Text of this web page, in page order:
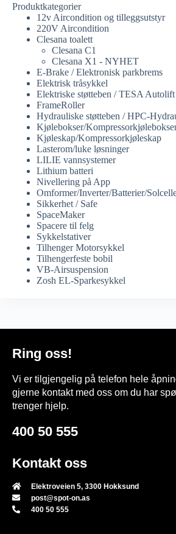
Produktkategorier
12v Aircondition og tilleggsutstyr
220V Aircondition
Clesana toalett
Clesana C1
Clesana X1 - NYHET
E-Brake / Elektronisk parkbrems
Elektrisk tråsykkel
Elektriske støtteben / TESA Autolift
FrameRoller
Hydrauliske støtteben / HPC-
Kjølebokser/
Kjøleskap/Kompressorkjøleskap
Lasterom/luke løsninger
LILIE vannsystemer
Lithium batteri
Nivellering på App
Omformer/Inverter/Batterier/
Sikkerhet / Safe
SpaceMaker
Spacere til felg
Sykkelstativer
Tilhenger Motorsykkel
Tilhengerfeste bobil
VB-Airsuspension
Zosh EL-Sparkesykkel
Ring oss!
Vi er tilgjengelig på telefon hele
gjerne kontakt med oss om du har
trenger hjelp.
400 50 555
Kontakt oss
Elektroveien 5, 3300 Hokksund
post@spot-on.as
400 50 555